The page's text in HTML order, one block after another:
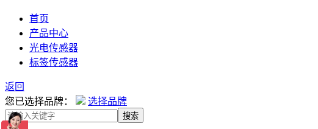
首页
产品中心
光电传感器
标签传感器
返回
您已选择品牌：
选择品牌
搜索